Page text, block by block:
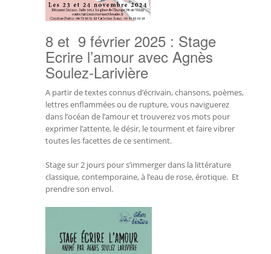
8 et 9 février 2025 : Stage
Ecrire l’amour avec Agnès
Soulez-Larivière
A partir de textes connus d’écrivain, chansons, poèmes,
lettres enflammées ou de rupture, vous naviguerez
dans l’océan de l’amour et trouverez vos mots pour
exprimer l’attente, le désir, le tourment et faire vibrer
toutes les facettes de ce sentiment.
Stage sur 2 jours pour s’immerger dans la littérature
classique, contemporaine, à l’eau de rose, érotique. Et
prendre son envol.